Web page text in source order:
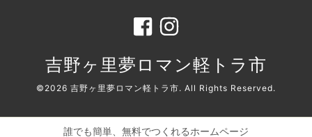
吉野ヶ里夢ロマン軽トラ市
©2026 吉野ヶ里夢ロマン軽トラ市. All Rights Reserved.
誰でも簡単、無料でつくれるホームページ